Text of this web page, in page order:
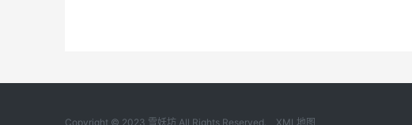
Copyright © 2023 雪妖坊 All Rights Reserved. XML地图